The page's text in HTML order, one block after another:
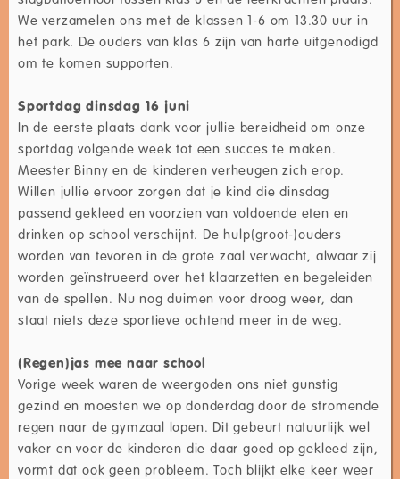
We verzamelen ons met de klassen 1-6 om 13.30 uur in
het park. De ouders van klas 6 zijn van harte uitgenodigd
om te komen supporten.
Sportdag dinsdag 16 juni
In de eerste plaats dank voor jullie bereidheid om onze
sportdag volgende week tot een succes te maken.
Meester Binny en de kinderen verheugen zich erop.
Willen jullie ervoor zorgen dat je kind die dinsdag
passend gekleed en voorzien van voldoende eten en
drinken op school verschijnt. De hulp(groot-)ouders
worden van tevoren in de grote zaal verwacht, alwaar zij
worden geïnstrueerd over het klaarzetten en begeleiden
van de spellen. Nu nog duimen voor droog weer, dan
staat niets deze sportieve ochtend meer in de weg.
(Regen)jas mee naar school
Vorige week waren de weergoden ons niet gunstig
gezind en moesten we op donderdag door de stromende
regen naar de gymzaal lopen. Dit gebeurt natuurlijk wel
vaker en voor de kinderen die daar goed op gekleed zijn,
vormt dat ook geen probleem. Toch blijkt elke keer weer